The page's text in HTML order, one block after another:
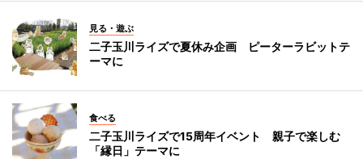
見る・遊ぶ
二子玉川ライズで夏休み企画 ピーターラビットテ
ーマに
食べる
二子玉川ライズで15周年イベント 親子で楽しむ
「縁日」テーマに